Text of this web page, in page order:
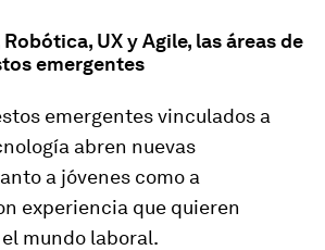
UX y Agile, las áreas de
emergentes
emergentes vinculados a
abren nuevas
a jóvenes como a
experiencia que quieren
mundo laboral.